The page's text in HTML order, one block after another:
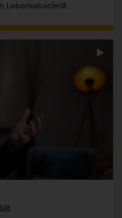
Lebensabschnitt